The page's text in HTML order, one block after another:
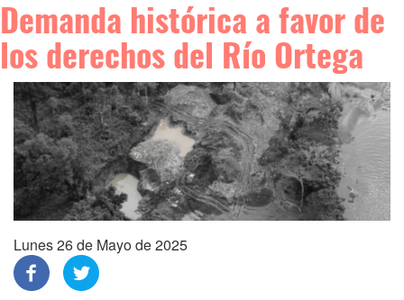
Demanda histórica a favor de
los derechos del Río Ortega
Lunes 26 de Mayo de 2025